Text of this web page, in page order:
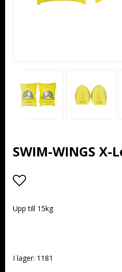
SWIM-WINGS
Upp till 15kg
I lager: 1181